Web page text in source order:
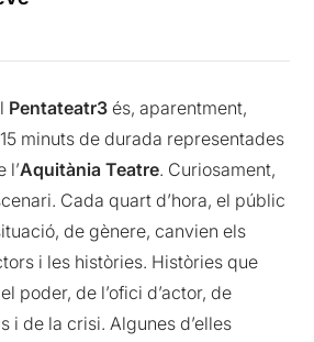
Pentateatr3 és, aparentment,
minuts de durada representades
l’Aquitània Teatre. Curiosament,
Cada quart d’hora, el públic
de gènere, canvien els
i les històries. Històries que
poder, de l’ofici d’actor, de
i de la crisi. Algunes d’elles